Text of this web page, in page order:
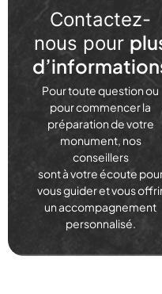
Contactez-
nous pour
Pour toute question ou
pour commencer la
préparation de votre
monument, nos
conseillers
sont à votre écoute
vous guider et vous
un accompagnement
personnalisé.